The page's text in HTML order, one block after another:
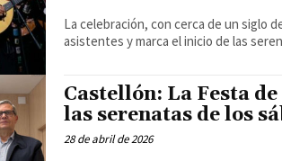
La celebración, con cerca de un siglo
asistentes y marca el inicio de las
Castellón: La Festa
las serenatas de los
28 de abril de 2026